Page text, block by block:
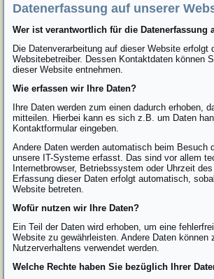
Datenerfassung auf unserer
Wer ist verantwortlich für die Datenerfassung
Die Datenverarbeitung auf dieser Website erfolgt
Websitebetreiber. Dessen Kontaktdaten können
dieser Website entnehmen.
Wie erfassen wir Ihre Daten?
Ihre Daten werden zum einen dadurch erhoben,
mitteilen. Hierbei kann es sich z.B. um Daten
Kontaktformular eingeben.
Andere Daten werden automatisch beim Besuch
unsere IT-Systeme erfasst. Das sind vor allem
Internetbrowser, Betriebssystem oder Uhrzeit
Erfassung dieser Daten erfolgt automatisch,
Website betreten.
Wofür nutzen wir Ihre Daten?
Ein Teil der Daten wird erhoben, um eine
Website zu gewährleisten. Andere Daten können
Nutzerverhaltens verwendet werden.
Welche Rechte haben Sie bezüglich Ihrer